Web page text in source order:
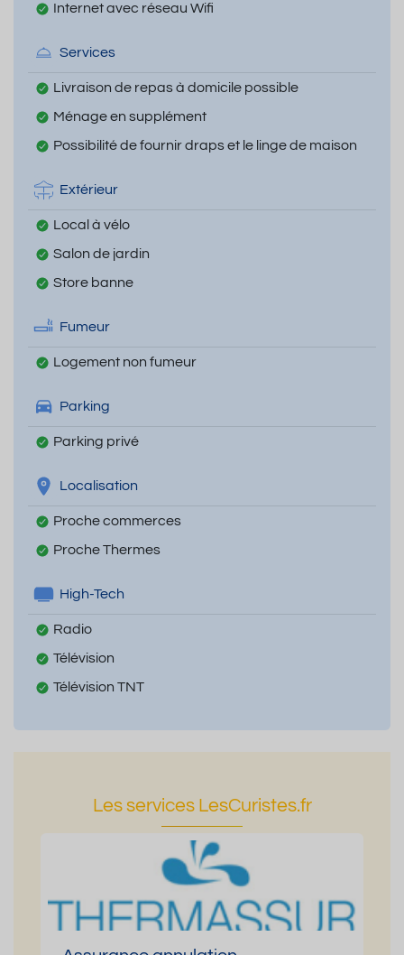
Internet avec réseau Wifi
Services
Livraison de repas à domicile possible
Ménage en supplément
Possibilité de fournir draps et le linge de maison
Extérieur
Local à vélo
Salon de jardin
Store banne
Fumeur
Logement non fumeur
Parking
Parking privé
Localisation
Proche commerces
Proche Thermes
High-Tech
Radio
Télévision
Télévision TNT
Les services LesCuristes.fr